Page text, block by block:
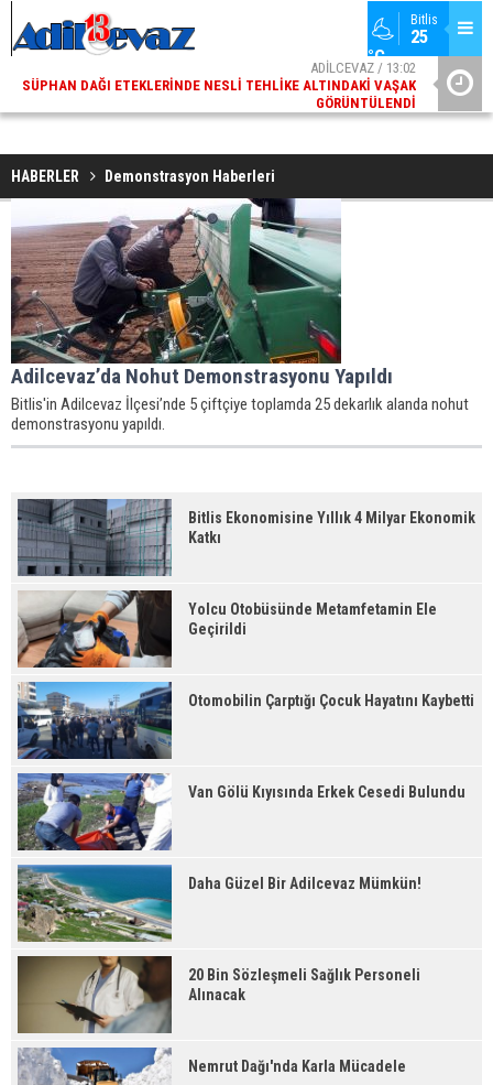
Bitlis
25
°C
ADİLCEVAZ / 13:02
SÜPHAN DAĞI ETEKLERINDE NESLI TEHLIKE ALTINDAKI VAŞAK
GÖRÜNTÜLENDI
HABERLER Demonstrasyon Haberleri
Adilcevaz’da Nohut Demonstrasyonu Yapıldı
Bitlis'in Adilcevaz İlçesi’nde 5 çiftçiye toplamda 25 dekarlık alanda nohut
demonstrasyonu yapıldı.
Bitlis Ekonomisine Yıllık 4 Milyar Ekonomik
Katkı
Yolcu Otobüsünde Metamfetamin Ele
Geçirildi
Otomobilin Çarptığı Çocuk Hayatını Kaybetti
Van Gölü Kıyısında Erkek Cesedi Bulundu
Daha Güzel Bir Adilcevaz Mümkün!
20 Bin Sözleşmeli Sağlık Personeli
Alınacak
Nemrut Dağı'nda Karla Mücadele